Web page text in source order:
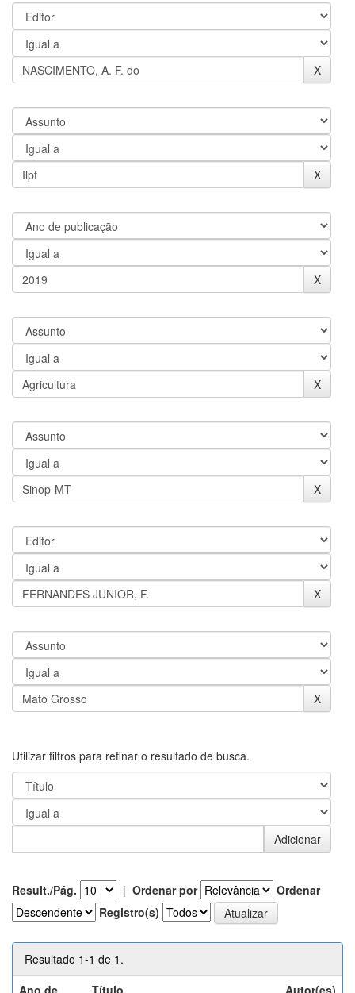
Utilizar filtros para refinar o resultado de busca.
Result./Pág. | Ordenar por
Ordenar
Registro(s)
Resultado 1-1 de 1.
Ano de
Título Autor(es)